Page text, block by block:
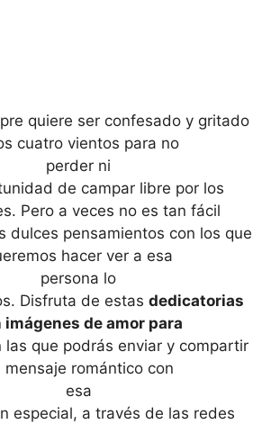
quiere ser confesado y gritado
cuatro vientos para no
perder ni
de campar libre por los
Pero a veces no es tan fácil
dulces pensamientos con los que
hacer ver a esa
persona lo
Disfruta de estas dedicatorias
imágenes de amor para
las que podrás enviar y compartir
mensaje romántico con
esa
especial, a través de las redes